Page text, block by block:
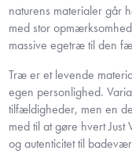
naturens materialer går
med stor
massive egetræ til den
Træ er et levende
egen personlighed.
tilfældigheder, men en
med til at gøre hvert
og autenticitet til